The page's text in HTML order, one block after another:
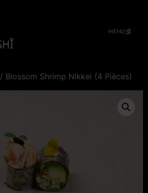
MENU
/ Blossom Shrimp Nikkei (4 Pièces)